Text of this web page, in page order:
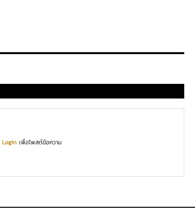
Loginเพื่อโพสต์ข้อความ